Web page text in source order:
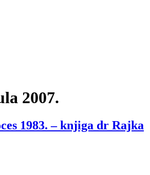
2007.
1983. – knjiga dr Rajka